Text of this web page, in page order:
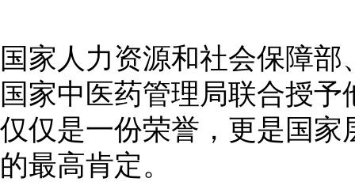
国家人力资源和社会保障
国家中医药管理局联合授予
仅仅是一份荣誉，更是国
的最高肯定。